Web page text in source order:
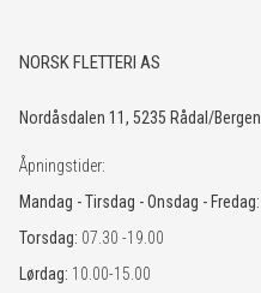
NORSK FLETTERI AS
Nordåsdalen 11, 5235 Rådal/Bergen
Åpningstider:
Mandag - Tirsdag - Onsdag - Fredag:
Torsdag: 07.30 -19.00
Lørdag: 10.00-15.00